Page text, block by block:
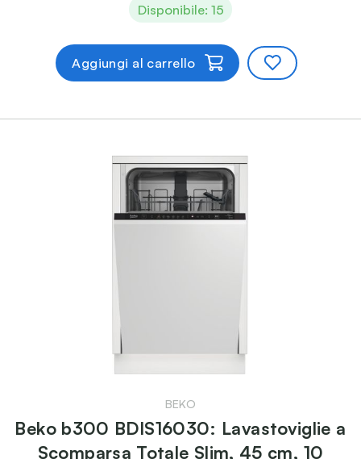
Disponibile: 15
Aggiungi al carrello
BEKO
Beko b300 BDIS16030: Lavastoviglie a
Scomparsa Totale Slim, 45 cm, 10